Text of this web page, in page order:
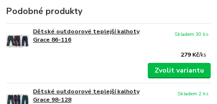
Podobné produkty
Dětské outdoorové teplejší kalhoty
Grace 86-116
279 Kč/ks
Skladem 30 ks
Zvolit variantu
Dětské outdoorové teplejší kalhoty
Grace 98-128
Skladem 2 ks